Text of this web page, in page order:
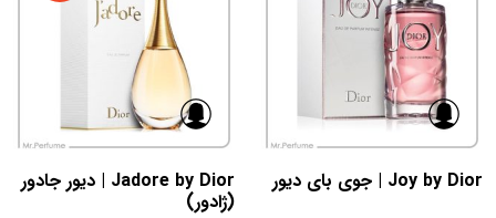
Joy by Dior | جوی بای دیور Jadore by Dior | دیور جادور
(ژادور)